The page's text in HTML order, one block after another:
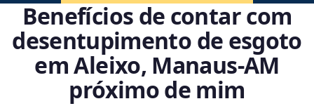
Benefícios de contar com
desentupimento de esgoto
em Aleixo, Manaus‑AM
próximo de mim